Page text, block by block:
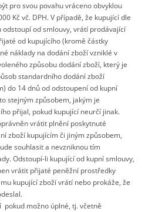
pro svou povahu vráceno obvyklou
Kč vč. DPH. V případě, že kupující dle
odstoupí od smlouvy, vrátí prodávající
od kupujícího (kromě částky
náklady na dodání zboží vzniklé v
způsobu dodání zboží, který je
standardního dodání zboží
do 14 dnů od odstoupení od kupní
stejným způsobem, jakým je
přijal, pokud kupující neurčí jinak.
vrátit plnění poskytnuté
zboží kupujícím či jiným způsobem,
souhlasit a nevzniknou tím
Odstoupí-li kupující od kupní smlouvy,
vrátit přijaté peněžní prostředky
kupující zboží vrátí nebo prokáže, že
možno úplné, tj. včetně